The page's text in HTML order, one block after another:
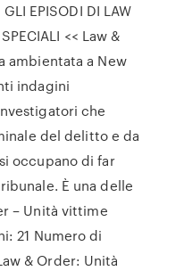
EPISODI DI LAW
<< Law &
ambientata a New
indagini
che
del delitto e da
occupano di far
È una delle
– Unità vittime
21 Numero di
& Order: Unità